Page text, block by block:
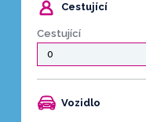
Cestující
Cestující
Vozidlo